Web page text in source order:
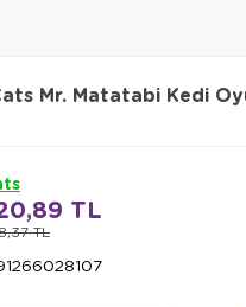
Mr. Matatabi Kedi
TL
TL